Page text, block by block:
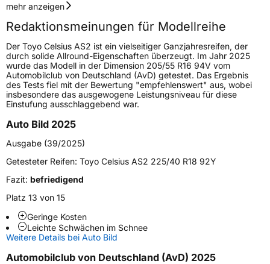
Geschwindigkeitsindex
Höchstgeschwindigkeit
240 km/h
Lastindex104
Höchstlast900 kg
Generelle Merkmale
FahrzeugtypPKW
VerwendungGanzjahresreifen
ModellnameCelsius AS2
FahrzeugartPKW & SUV
Weitere Eigenschaften
Schlauchtyp TL
mehr anzeigen
Redaktionsmeinungen für Modellreihe
Der Toyo Celsius AS2 ist ein vielseitiger Ganzjahresreifen, der
durch solide Allround-Eigenschaften überzeugt. Im Jahr 2025
wurde das Modell in der Dimension 205/55 R16 94V vom
Automobilclub von Deutschland (AvD) getestet. Das Ergebnis
des Tests fiel mit der Bewertung "empfehlenswert" aus, wobei
insbesondere das ausgewogene Leistungsniveau für diese
Einstufung ausschlaggebend war.
Auto Bild 2025
Ausgabe (39/2025)
Getesteter Reifen: Toyo Celsius AS2 225/40 R18 92Y
Fazit: befriedigend
Platz 13 von 15
Geringe Kosten
Leichte Schwächen im Schnee
Weitere Details bei Auto Bild
Automobilclub von Deutschland (AvD) 2025